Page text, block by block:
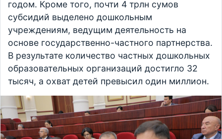
годом. Кроме того, почти 4 трлн сумов
субсидий выделено дошкольным
учреждениям, ведущим деятельность на
основе государственно-частного партнерства.
В результате количество частных дошкольных
образовательных организаций достигло 32
тысяч, а охват детей превысил один миллион.